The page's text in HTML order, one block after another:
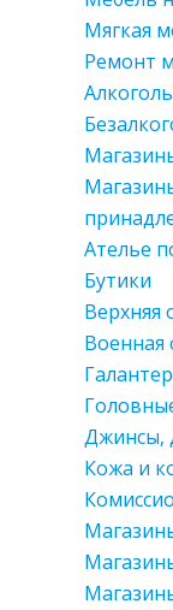
Мягкая
Ремонт
Ателье
Бутики
Верхняя
Военная
Джинсы,
Кожа и